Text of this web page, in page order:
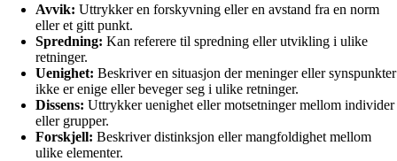
Avvik: Uttrykker en forskyvning eller en avstand fra en norm
eller et gitt punkt.
Spredning: Kan referere til spredning eller utvikling i ulike
retninger.
Uenighet: Beskriver en situasjon der meninger eller synspunkter
ikke er enige eller beveger seg i ulike retninger.
Dissens: Uttrykker uenighet eller motsetninger mellom individer
eller grupper.
Forskjell: Beskriver distinksjon eller mangfoldighet mellom
ulike elementer.